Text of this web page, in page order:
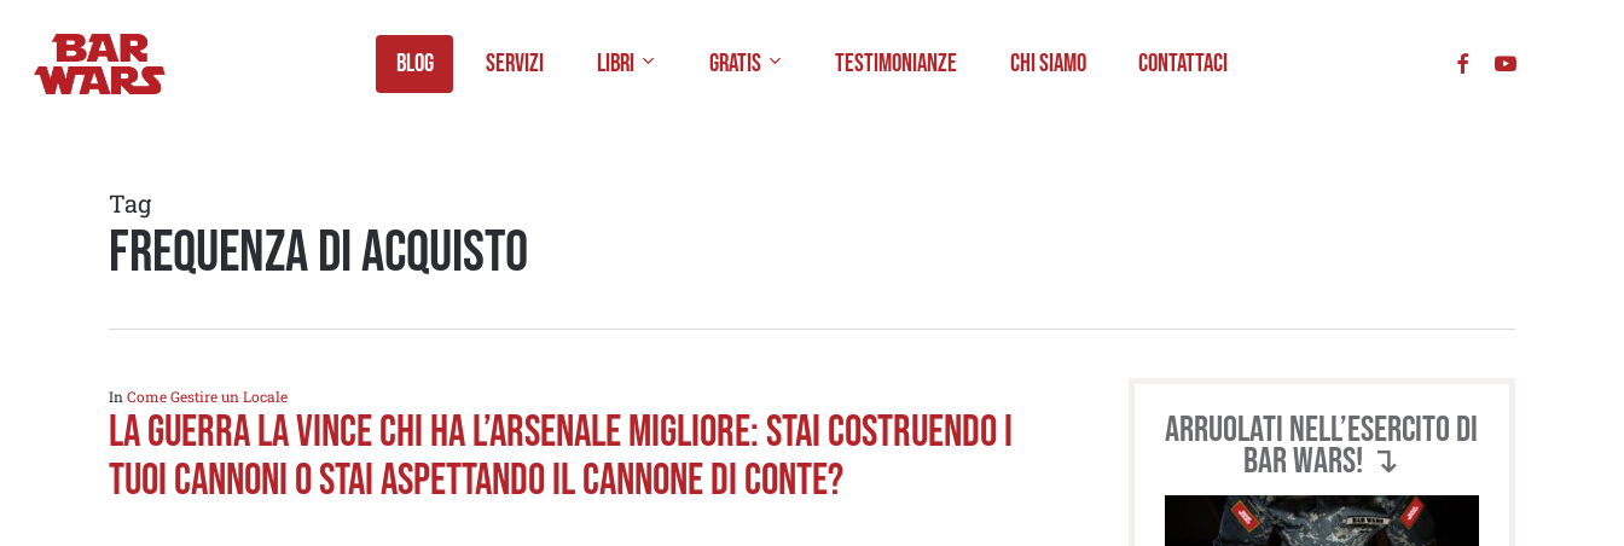
main
Blog Servizi Libri Gratis Testimonianze Chi Siamo Contattaci
Tag
frequenza di acquisto
In Come Gestire un Locale
La guerra la vince chi ha l’arsenale migliore: stai costruendo i
tuoi cannoni o stai aspettando il cannone di Conte?
Arruolati nell’esercito di
BAR WARS! ↴